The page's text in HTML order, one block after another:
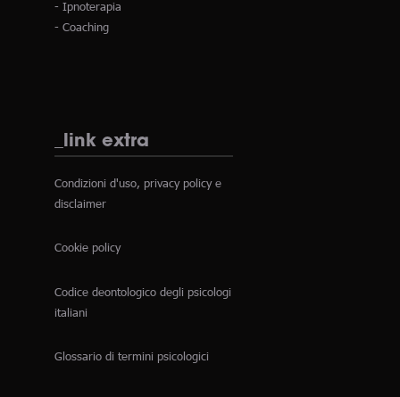
- Ipnoterapia
- Coaching
_link extra
Condizioni d'uso, privacy policy e
disclaimer
Cookie policy
Codice deontologico degli psicologi
italiani
Glossario di termini psicologici